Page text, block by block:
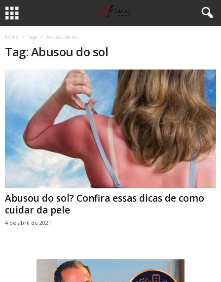
Home Tags Abusou do sol
Tag: Abusou do sol
Abusou do sol? Confira essas dicas de como
cuidar da pele
4 de abril de 2021